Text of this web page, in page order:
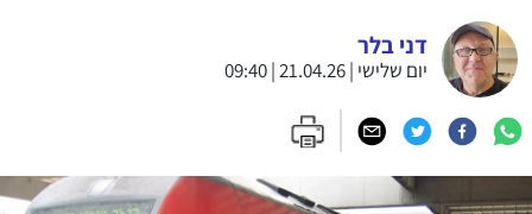
דני בלר
יום שלישי | 21.04.26 | 09:40